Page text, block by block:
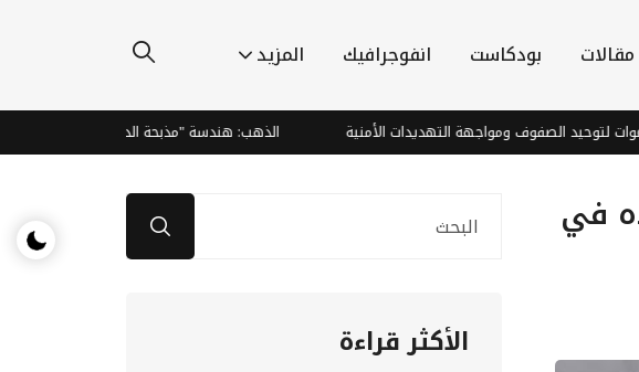
مقالات بودكاست انفوجرافيك المزيد
الصفوف ومواجهة التهديدات الأمنية الذهب: هندسة "مذبحة الدببة" وصعود صاروخي
في
الأكثر قراءة